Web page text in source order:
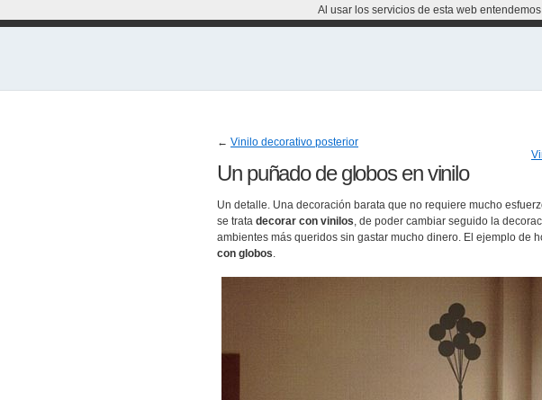
← Vinilo decorativo posterior
Un puñado de globos en vinilo
Un detalle. Una decoración barata que no requiere mucho
se trata decorar con vinilos, de poder cambiar seguido la
ambientes más queridos sin gastar mucho dinero. El ejemplo de
con globos.
Al usar los servicios de esta web